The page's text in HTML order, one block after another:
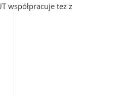
współpracuje też z